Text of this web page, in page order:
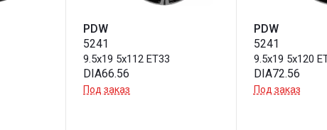
PDW
5241
9.5x19 5x112 ET33
DIA66.56
Под заказ
PDW
5241
9.5x19 5x120
DIA72.56
Под заказ